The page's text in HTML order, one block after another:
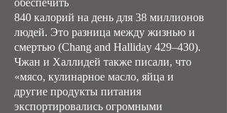
обеспечить
840 калорий на день для 38 миллионов
людей. Это разница между жизнью и
смертью (Chang and Halliday 429–430).
Чжан и Халлидей также писали, что
«мясо, кулинарное масло, яйца и
другие продукты питания
экспортировались огромными